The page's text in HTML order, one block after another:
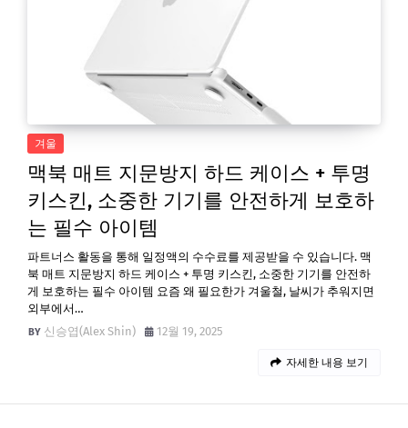
겨울
맥북 매트 지문방지 하드 케이스 + 투명
키스킨, 소중한 기기를 안전하게 보호하
는 필수 아이템
파트너스 활동을 통해 일정액의 수수료를 제공받을 수 있습니다. 맥
북 매트 지문방지 하드 케이스 + 투명 키스킨, 소중한 기기를 안전하
게 보호하는 필수 아이템 요즘 왜 필요한가 겨울철, 날씨가 추워지면
외부에서…
신승엽(Alex Shin)
12월 19, 2025
자세한 내용 보기